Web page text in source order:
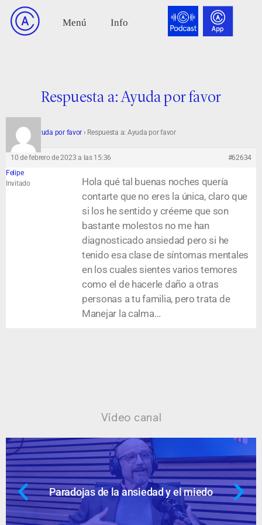
Respuesta a: Ayuda por favor
Foro › Ayuda por favor › Respuesta a: Ayuda por favor
10 de febrero de 2023 a las 15:36
#62634
Felipe
Invitado
Hola qué tal buenas noches quería
contarte que no eres la única, claro que
si los he sentido y créeme que son
bastante molestos no me han
diagnosticado ansiedad pero si he
tenido esa clase de síntomas mentales
en los cuales sientes varios temores
como el de hacerle daño a otras
personas a tu familia, pero trata de
Manejar la calma…
Vídeo canal
Paradojas de la ansiedad y el miedo